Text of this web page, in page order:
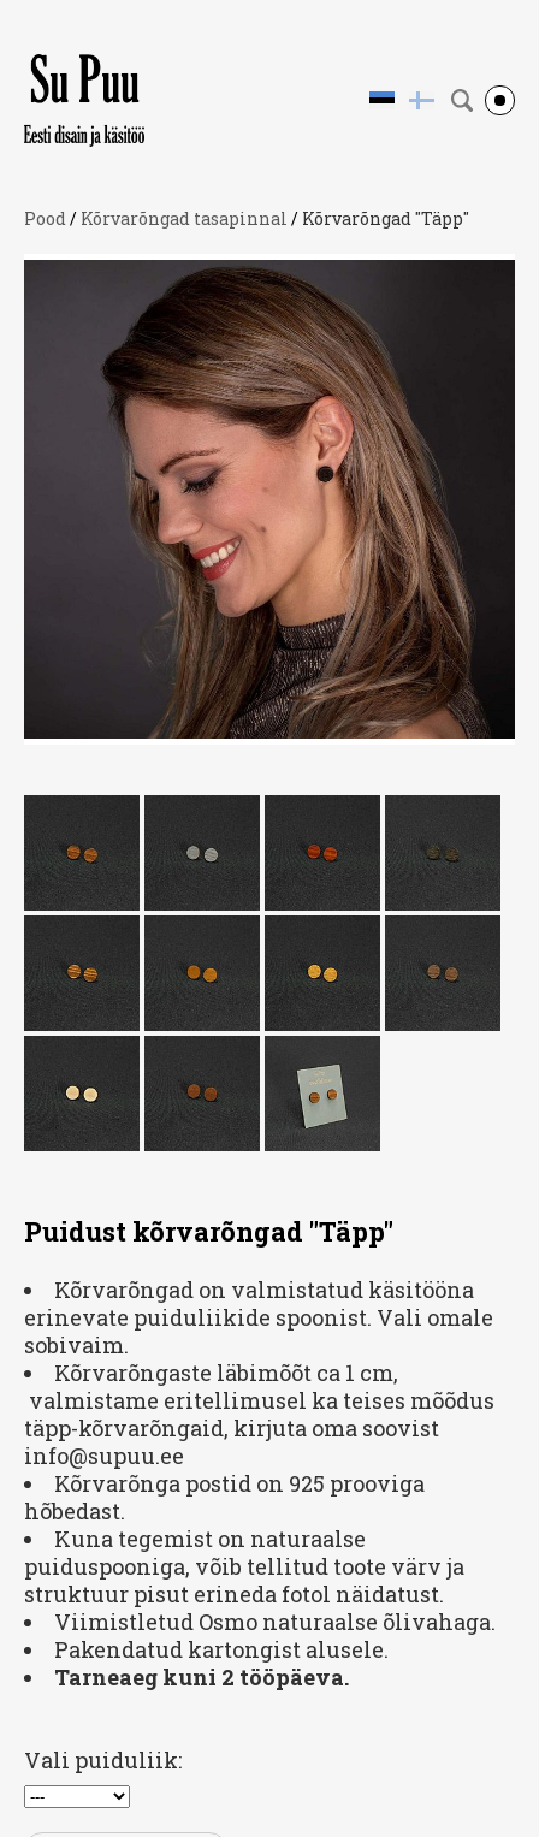
Pood / Kõrvarõngad tasapinnal / Kõrvarõngad "Täpp"
Puidust kõrvarõngad "Täpp"
Kõrvarõngad on valmistatud käsitööna
erinevate puiduliikide spoonist. Vali omale
sobivaim.
Kõrvarõngaste läbimõõt ca 1 cm,
valmistame eritellimusel ka teises mõõdus
täpp-kõrvarõngaid, kirjuta oma soovist
info@supuu.ee
Kõrvarõnga postid on 925 prooviga
hõbedast.
Kuna tegemist on naturaalse
puiduspooniga, võib tellitud toote värv ja
struktuur pisut erineda fotol näidatust.
Viimistletud Osmo naturaalse õlivahaga.
Pakendatud kartongist alusele.
Tarneaeg kuni 2 tööpäeva.
Vali puiduliik: